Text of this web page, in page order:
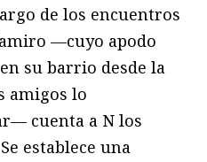
de los encuentros
—cuyo apodo
su barrio desde la
amigos lo
cuenta a N los
establece una